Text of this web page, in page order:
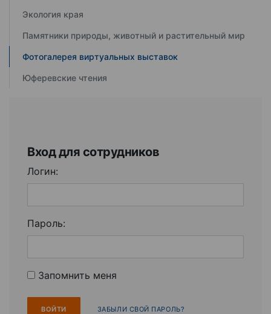
Экология края
Памятники природы, животный и растительный мир
Фотогалерея виртуальных выставок
Юферевские чтения
Вход для сотрудников
Логин:
Пароль:
Запомнить меня
ЗАБЫЛИ СВОЙ ПАРОЛЬ?